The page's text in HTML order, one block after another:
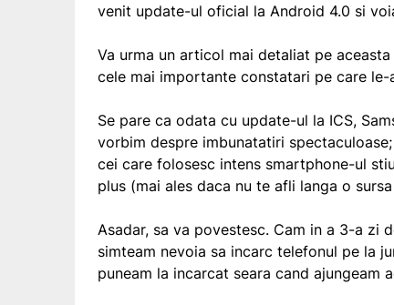
venit update-ul oficial la Android 4.0 si
Va urma un articol mai detaliat pe
cele mai importante constatari pe care le-
Se pare ca odata cu update-ul la ICS,
vorbim despre imbunatatiri
cei care folosesc intens smartphone-ul
plus (mai ales daca nu te afli langa o
Asadar, sa va povestesc. Cam in a 3-a zi
simteam nevoia sa incarc telefonul pe la
puneam la incarcat seara cand ajungeam